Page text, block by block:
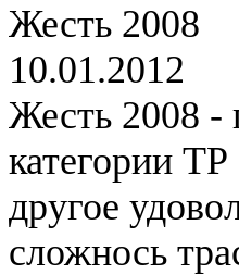
Жесть 2008
10.01.2012
Жесть 2008 -
категории
другое
сложнось